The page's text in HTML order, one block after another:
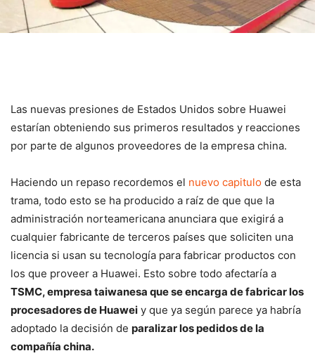
Las nuevas presiones de Estados Unidos sobre Huawei
estarían obteniendo sus primeros resultados y reacciones
por parte de algunos proveedores de la empresa china.
Haciendo un repaso recordemos el nuevo capitulo de esta
trama, todo esto se ha producido a raíz de que que la
administración norteamericana anunciara que exigirá a
cualquier fabricante de terceros países que soliciten una
licencia si usan su tecnología para fabricar productos con
los que proveer a Huawei. Esto sobre todo afectaría a
TSMC, empresa taiwanesa que se encarga de fabricar los
procesadores de Huawei y que ya según parece ya habría
adoptado la decisión de paralizar los pedidos de la
compañía china.